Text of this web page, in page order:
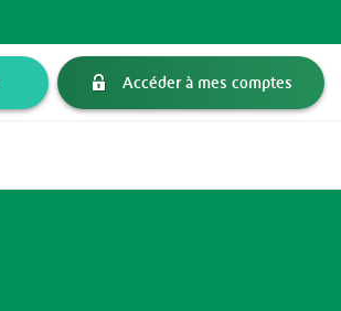
Accéder à mes comptes